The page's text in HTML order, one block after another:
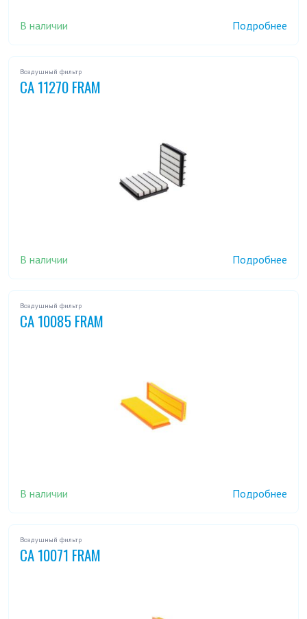
В наличии Подробнее
Воздушный фильтр
CA 11270 FRAM
В наличии Подробнее
Воздушный фильтр
CA 10085 FRAM
В наличии Подробнее
Воздушный фильтр
CA 10071 FRAM